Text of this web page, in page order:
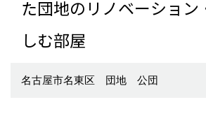
た団地のリノベーション
しむ部屋
名古屋市名東区 団地 公団